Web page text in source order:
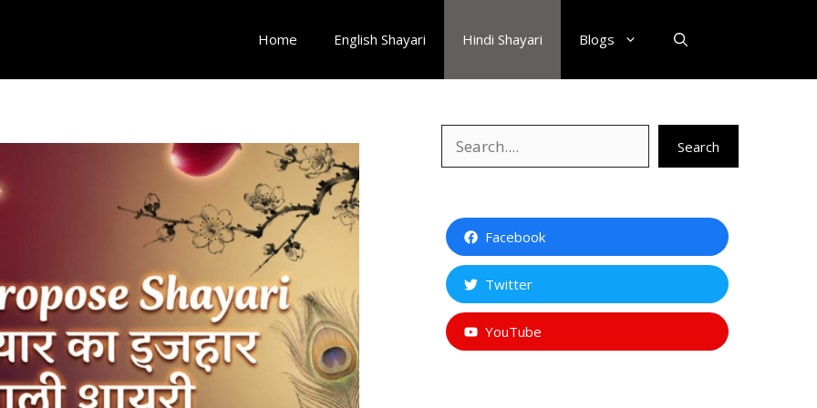
Home English Shayari Hindi Shayari Blogs
Search
Facebook
Twitter
YouTube